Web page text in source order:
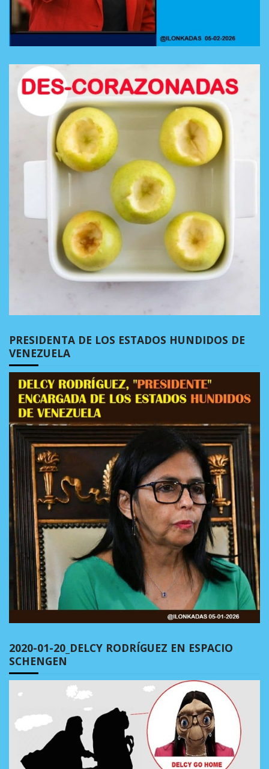
PRESIDENTA DE LOS ESTADOS HUNDIDOS DE
VENEZUELA
2020-01-20_DELCY RODRÍGUEZ EN ESPACIO
SCHENGEN